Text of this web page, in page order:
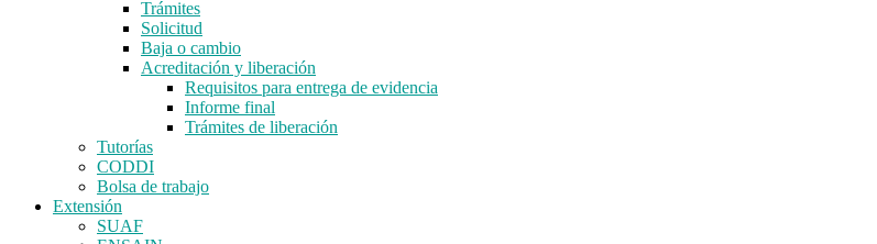
Trámites
Solicitud
Baja o cambio
Acreditación y liberación
Requisitos para entrega de evidencia
Informe final
Trámites de liberación
Tutorías
CODDI
Bolsa de trabajo
Extensión
SUAF